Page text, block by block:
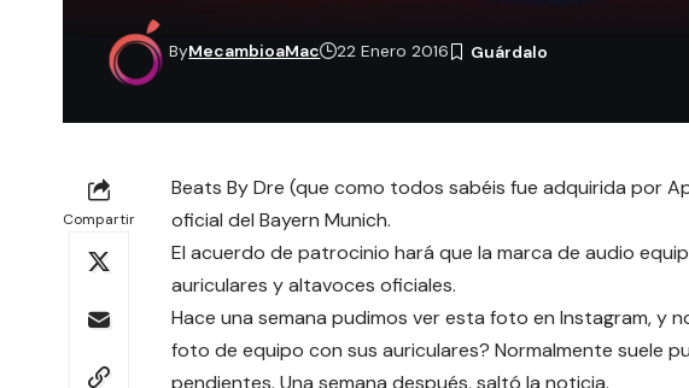
ByMecambioaMac 22 Enero 2016
Compartir
Beats By Dre (que como todos sabéis fue adquirida por
oficial del Bayern Munich.
El acuerdo de patrocinio hará que la marca de audio
auriculares y altavoces oficiales.
Hace una semana pudimos ver esta foto en Instagram, y
foto de equipo con sus auriculares? Normalmente suele
pendientes. Una semana después, saltó la noticia.